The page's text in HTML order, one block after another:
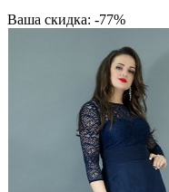
Ваша скидка: -77%